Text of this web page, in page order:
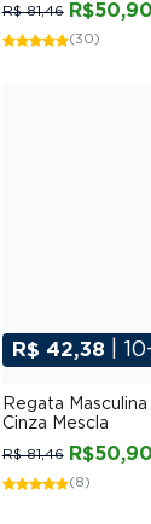
R$50,90
R$ 81,46
(30)
R$ 42,38 |
Regata
Cinza Mescla
R$50,90
R$ 81,46
(8)